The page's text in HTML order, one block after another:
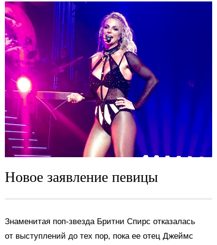
Новое заявление певицы
Знаменитая поп-звезда Бритни Спирс отказалась
от выступлений до тех пор, пока ее отец Джеймс